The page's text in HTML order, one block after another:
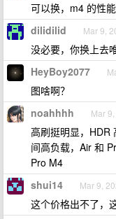
可以换，m4 的性
dilidilid Mar 9,
没必要，你换上去
HeyBoy2077
图啥啊？
noahhhh Mar
高刷挺明显，HDR
间高负载，Air 和
Pro M4
shui14 Mar 9,
这个价格出不了，